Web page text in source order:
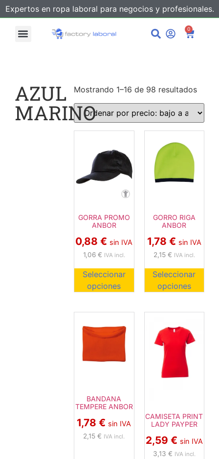
Expertos en ropa laboral para negocios y profesionales.
0
Mostrando 1–16 de 98 resultados
GORRA PROMO
ANBOR
0,88€ sin IVA
1,06 € IVA incl.
Seleccionar
opciones
GORRO RIGA
ANBOR
1,78 € sin IVA
2,15 € IVA incl.
Seleccionar
opciones
BANDANA
TEMPERE ANBOR
1,78€ sin IVA
2,15€ IVA incl.
CAMISETA PRINT
LADY PAYPER
2,59 € sin IVA
3,13 € IVA incl.
AZUL
MARINO